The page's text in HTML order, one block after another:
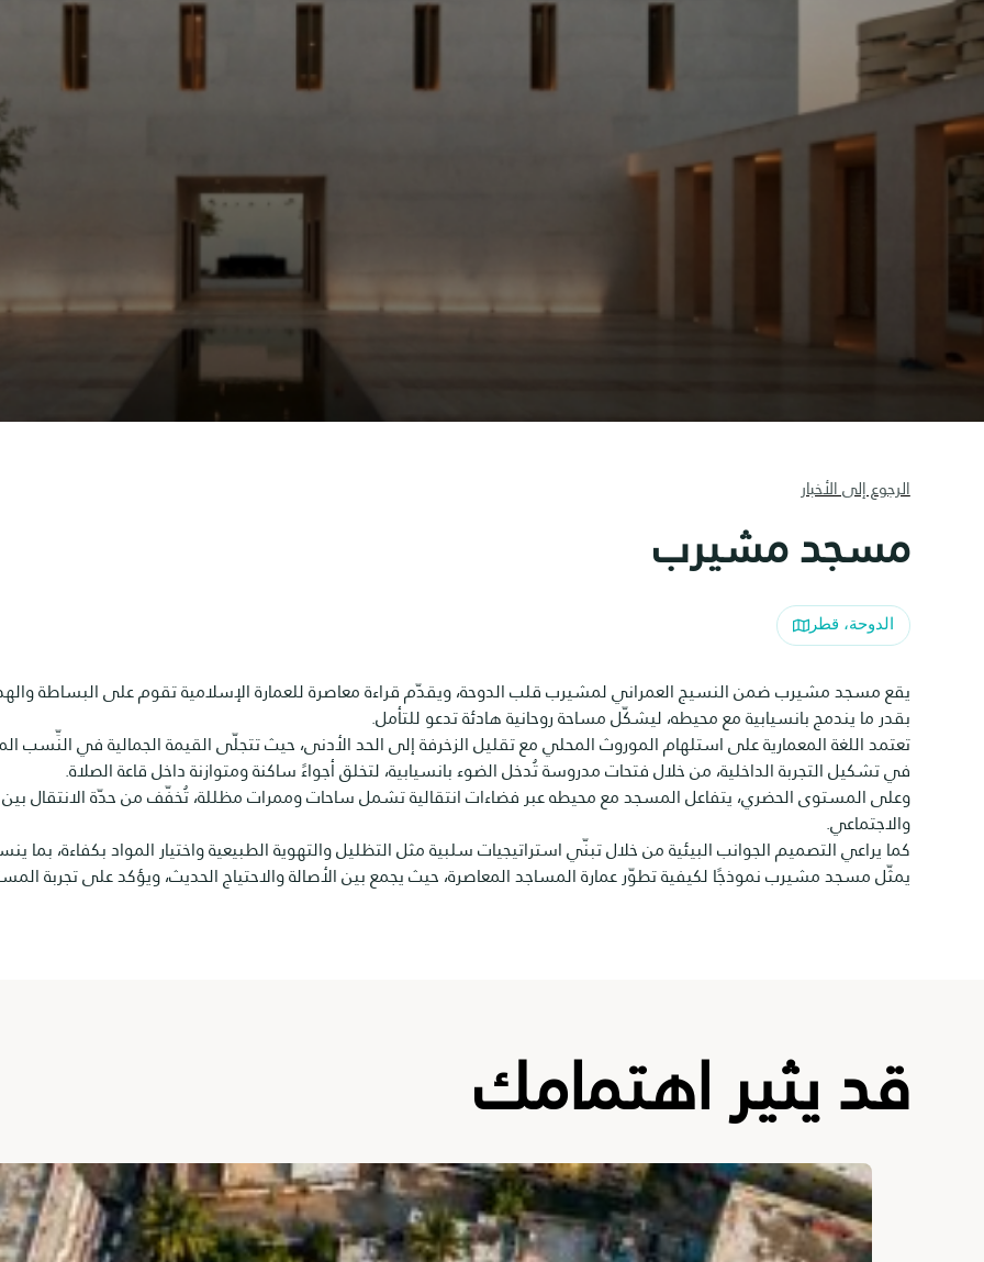
الرجوع إلى الأخبار
مسجد مشيرب
الدوحة، قطر
يقع مسجد مشيرب ضمن النسيج العمراني لمشيرب قلب الدوحة، ويقدّم قراءة معاصرة للعمارة الإسلامية تقوم على البساطة
بقدر ما يندمج بانسيابية مع محيطه، ليشكّل مساحة روحانية هادئة تدعو للتأمل.
تعتمد اللغة المعمارية على استلهام الموروث المحلي مع تقليل الزخرفة إلى الحد الأدنى، حيث تتجلّى القيمة الجمالية في
في تشكيل التجربة الداخلية، من خلال فتحات مدروسة تُدخل الضوء بانسيابية، لتخلق أجواءً ساكنة ومتوازنة داخل قاعة الصلاة.
وعلى المستوى الحضري، يتفاعل المسجد مع محيطه عبر فضاءات انتقالية تشمل ساحات وممرات مظللة، تُخفّف من حدّة الانتقال بين
والاجتماعي.
كما يراعي التصميم الجوانب البيئية من خلال تبنّي استراتيجيات سلبية مثل التظليل والتهوية الطبيعية واختيار المواد
يمثّل مسجد مشيرب نموذجًا لكيفية تطوّر عمارة المساجد المعاصرة، حيث يجمع بين الأصالة والاحتياج الحديث، ويؤكد على تجربة
قد يثير اهتمامك